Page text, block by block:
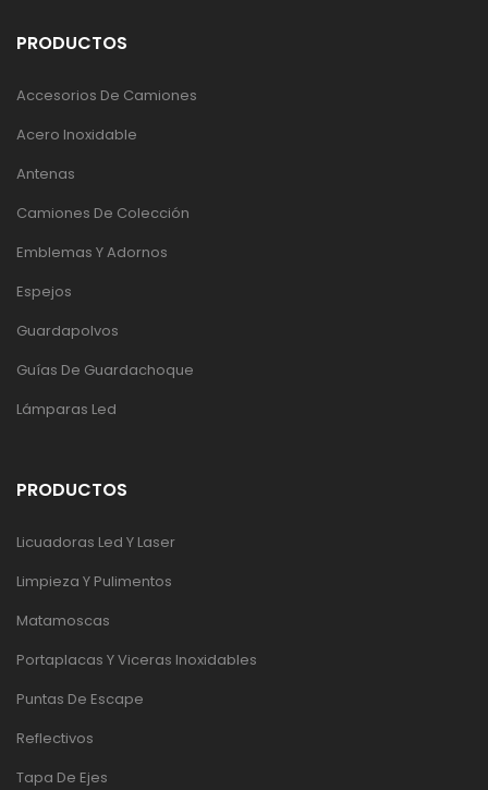
PRODUCTOS
Accesorios De Camiones
Acero Inoxidable
Antenas
Camiones De Colección
Emblemas Y Adornos
Espejos
Guardapolvos
Guías De Guardachoque
Lámparas Led
PRODUCTOS
Licuadoras Led Y Laser
Limpieza Y Pulimentos
Matamoscas
Portaplacas Y Viceras Inoxidables
Puntas De Escape
Reflectivos
Tapa De Ejes